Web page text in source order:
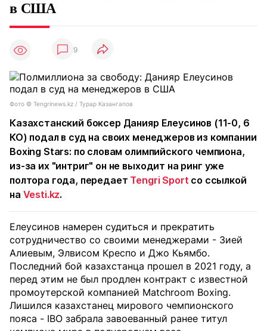
в США
9
Фото ©️ Tengrinews.kz / Турар Казангапов
Казахстанский боксер Данияр Елеусинов (11-0, 6
КО) подал в суд на своих менеджеров из компании
Boxing Stars: по словам олимпийского чемпиона,
из-за их "интриг" он не выходит на ринг уже
полтора года, передает Tengri Sport со ссылкой
на Vesti.kz.
Елеусинов намерен судиться и прекратить
сотрудничество со своими менеджерами - Зией
Алиевым, Элвисом Креспо и Джо Кьямбо.
Последний бой казахстанца прошел в 2021 году, а
перед этим не был продлен контракт с известной
промоутерской компанией Matchroom Boxing.
Лишился казахстанец мирового чемпионского
пояса - IBO забрала завоеванный ранее титул